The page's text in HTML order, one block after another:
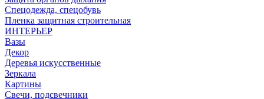
Спецодежда, спецобувь
Пленка защитная строительная
ИНТЕРЬЕР
Вазы
Декор
Деревья искусственные
Зеркала
Картины
Свечи, подсвечники